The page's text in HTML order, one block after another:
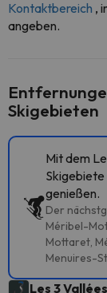
Kontaktbereich ,
angeben.
Skigebieten
Mit dem
genießen.
Der
Méribel-
Mottaret,
Menuires-
Les 3 Vallées